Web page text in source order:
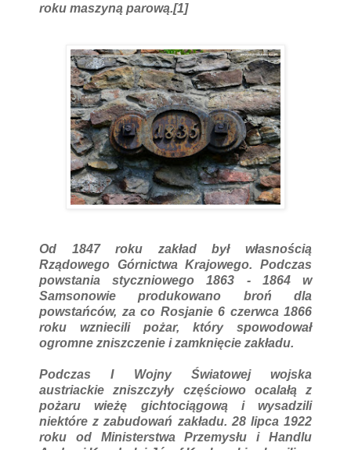
roku maszyną parową.[1]
Od 1847 roku zakład był własnością
Rządowego Górnictwa Krajowego. Podczas
powstania styczniowego 1863 - 1864 w
Samsonowie produkowano broń dla
powstańców, za co Rosjanie 6 czerwca 1866
roku wzniecili pożar, który spowodował
ogromne zniszczenie i zamknięcie zakładu.
Podczas I Wojny Światowej wojska
austriackie zniszczyły częściowo ocalałą z
pożaru wieżę gichtociągową i wysadzili
niektóre z zabudowań zakładu. 28 lipca 1922
roku od Ministerstwa Przemysłu i Handlu